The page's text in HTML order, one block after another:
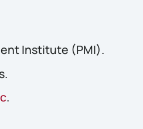
Institute (PMI).
.